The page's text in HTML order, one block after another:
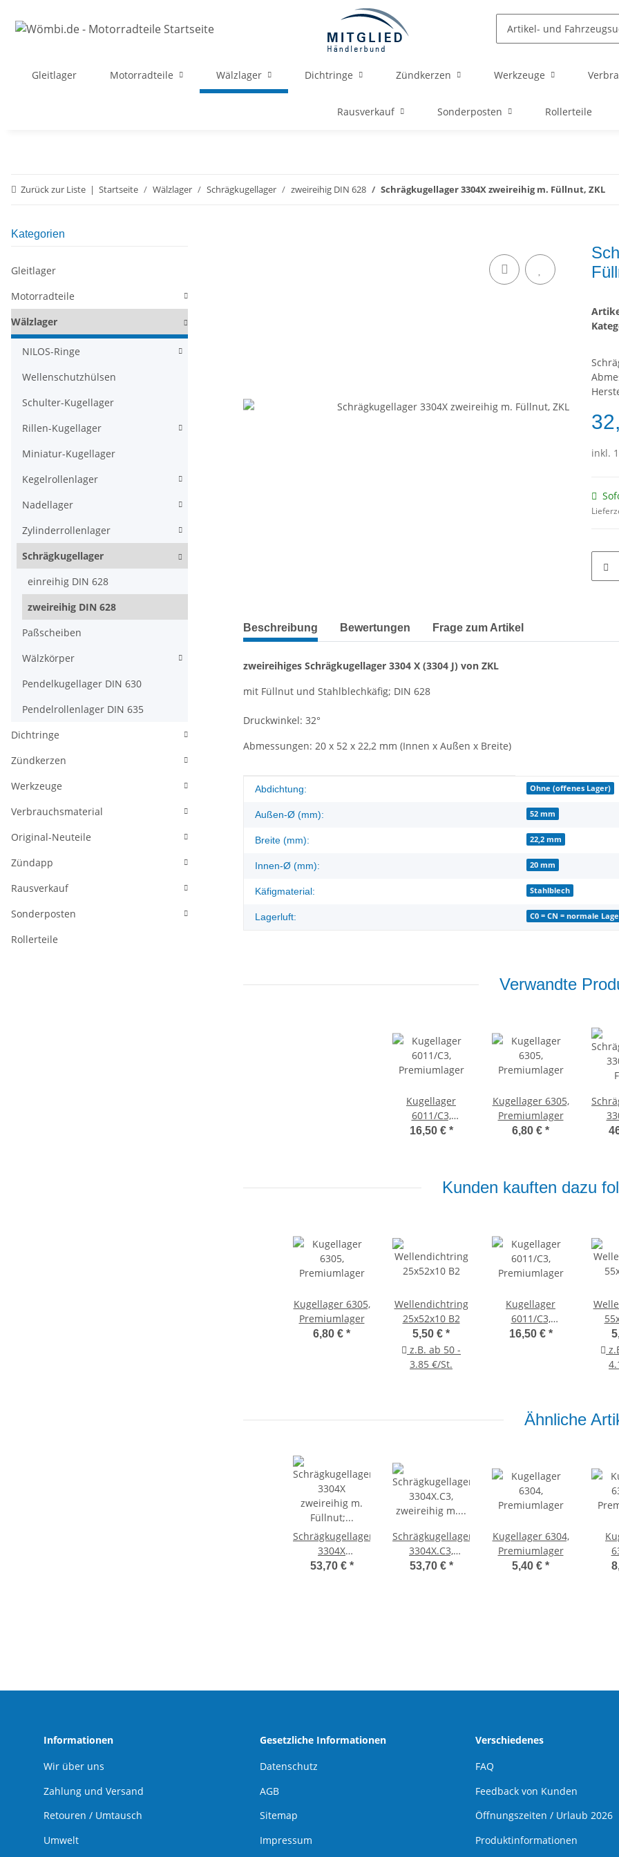
Gleitlager Motorradteile Wälzlager Dichtringe Zündkerzen Werkzeuge
Rausverkauf Sonderposten Rollerteile
Zurück zur Liste Startseite Wälzlager Schrägkugellager zweireihig DIN 628 Schrägkugellager 3304X zweireihig m. Füllnut, ZKL
inkl.
weitere Registerkarten anzeigen
Beschreibung Bewertungen Frage zum Artikel
zweireihiges Schrägkugellager 3304 X (3304 J) von ZKL
mit Füllnut und Stahlblechkäfig; DIN 628
Druckwinkel: 32°
Abmessungen: 20 x 52 x 22,2 mm (Innen x Außen x Breite)
Produkteigenschaft
Wert
Abdichtung: Ohne (offenes Lager)
Außen-Ø (mm): 52 mm
Breite (mm): 22,2 mm
Innen-Ø (mm): 20 mm
Käfigmaterial: Stahlblech
Lagerluft: C0 = CN = normale
Verwandte
Kugellager
6011/C3,
Premiumlager
16,50 € *
Kugellager 6305,
Premiumlager
6,80 € *
Kunden kauften dazu
Kugellager 6305,
Premiumlager
6,80 € *
Wellendichtring
25x52x10 B2
5,50 € *
z.B. ab 50 -
3.85 €/St.
Kugellager
6011/C3,
Premiumlager
16,50 € *
Ähnliche
Schrägkugellager
3304X
zweireihig m.
53,70 € *
Schrägkugellager
3304X.C3,
zweireihig m.
53,70 € *
Kugellager 6304,
Premiumlager
5,40 € *
Kategorien
Gleitlager
Motorradteile
Wälzlager
NILOS-Ringe
Wellenschutzhülsen
Schulter-Kugellager
Rillen-Kugellager
Miniatur-Kugellager
Kegelrollenlager
Nadellager
Zylinderrollenlager
Schrägkugellager
einreihig DIN 628
zweireihig DIN 628
Paßscheiben
Wälzkörper
Pendelkugellager DIN 630
Pendelrollenlager DIN 635
Dichtringe
Zündkerzen
Werkzeuge
Verbrauchsmaterial
Original-Neuteile
Zündapp
Rausverkauf
Sonderposten
Rollerteile
Informationen
Wir über uns
Zahlung und Versand
Retouren / Umtausch
Umwelt
Gesetzliche Informationen
Datenschutz
AGB
Sitemap
Impressum
Verschiedenes
FAQ
Feedback von Kunden
Öffnungszeiten / Urlaub 2026
Produktinformationen